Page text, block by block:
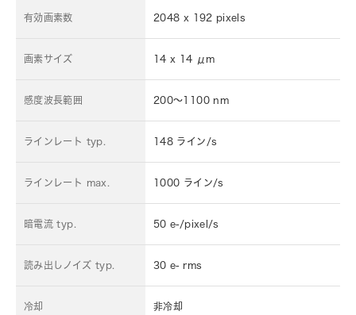
有効画素数 2048 x 192 pixels
画素サイズ 14 x 14 μm
感度波長範囲 200～1100 nm
ラインレート typ. 148 ライン/s
ラインレート max. 1000 ライン/s
暗電流 typ. 50 e-/pixel/s
読み出しノイズ typ. 30 e- rms
冷却 非冷却